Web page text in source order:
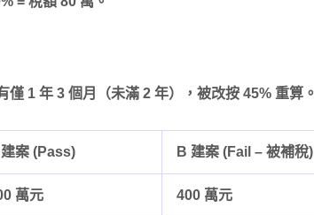
僅 1 年 3 個月（未滿 2 年），被改按 45% 重算。
案 (Pass) B 建案 (Fail – 被補稅)
萬元 400 萬元